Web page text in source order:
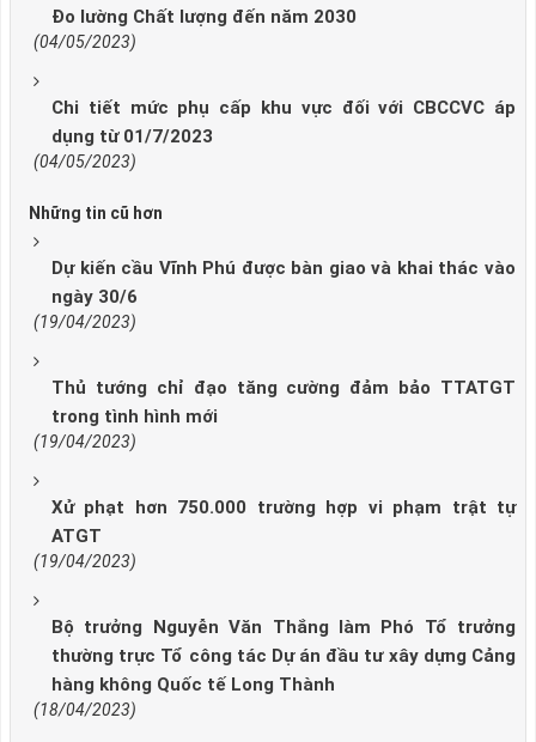
Đo lường Chất lượng đến năm 2030
(04/05/2023)
Chi tiết mức phụ cấp khu vực đối với CBCCVC áp
dụng từ 01/7/2023
(04/05/2023)
Những tin cũ hơn
Dự kiến cầu Vĩnh Phú được bàn giao và khai thác vào
ngày 30/6
(19/04/2023)
Thủ tướng chỉ đạo tăng cường đảm bảo TTATGT
trong tình hình mới
(19/04/2023)
Xử phạt hơn 750.000 trường hợp vi phạm trật tự
ATGT
(19/04/2023)
Bộ trưởng Nguyễn Văn Thắng làm Phó Tổ trưởng
thường trực Tổ công tác Dự án đầu tư xây dựng Cảng
hàng không Quốc tế Long Thành
(18/04/2023)